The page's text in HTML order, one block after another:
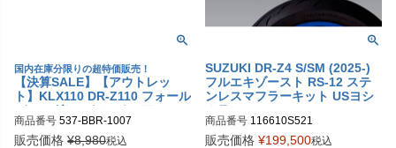
国内在庫分限りの超特価販売！
【決算SALE】【アウトレッ
ト】KLX110 DR-Z110 フォール
ディングシフトレバー アルミ B
BR
商品番号 537-BBR-1007
販売価格 ¥8,980税込
SUZUKI DR-Z4 S/SM (2025-)
フルエキゾースト RS-12 ステ
ンレスマフラーキット USヨシ
ムラ
商品番号 116610S521
旧型番：116610S520
販売価格 ¥199,500税込